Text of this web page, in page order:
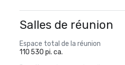
Salles de réunion
Espace total de la réunion
110 530 pi. ca.